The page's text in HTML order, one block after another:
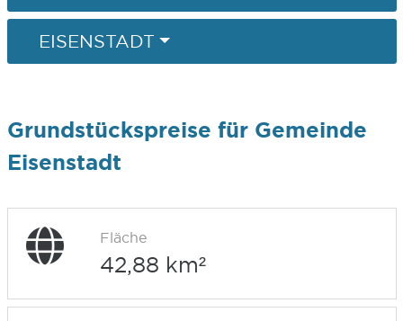
EISENSTADT
Grundstückspreise für Gemeinde
Eisenstadt
Fläche
42,88 km²